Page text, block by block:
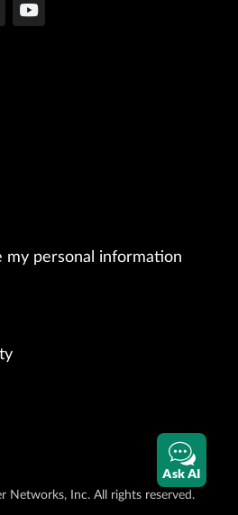
my personal information
Networks, Inc. All rights reserved.
Ask AI